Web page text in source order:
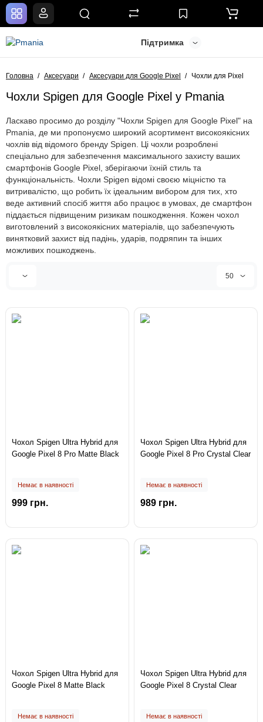
Підтримка
Головна Аксесуари Аксесуари для Google Pixel Чохли для Pixel
Чохли Spigen для Google Pixel у Pmania
Ласкаво просимо до розділу "Чохли Spigen для Google Pixel" на
Pmania, де ми пропонуємо широкий асортимент високоякісних
чохлів від відомого бренду Spigen. Ці чохли розроблені
спеціально для забезпечення максимального захисту ваших
смартфонів Google Pixel, зберігаючи їхній стиль та
функціональність. Чохли Spigen відомі своєю міцністю та
витривалістю, що робить їх ідеальним вибором для тих, хто
веде активний спосіб життя або працює в умовах, де смартфон
піддається підвищеним ризикам пошкодження. Кожен чохол
виготовлений з високоякісних матеріалів, що забезпечують
винятковий захист від падінь, ударів, подряпин та інших
можливих пошкоджень.
50
Чохол Spigen Ultra Hybrid для
Google Pixel 8 Pro Matte Black
Немає в наявності
999 грн.
Чохол Spigen Ultra Hybrid для
Google Pixel 8 Pro Crystal Clear
Немає в наявності
989 грн.
Чохол Spigen Ultra Hybrid для
Google Pixel 8 Matte Black
Немає в наявності
Чохол Spigen Ultra Hybrid для
Google Pixel 8 Crystal Clear
Немає в наявності